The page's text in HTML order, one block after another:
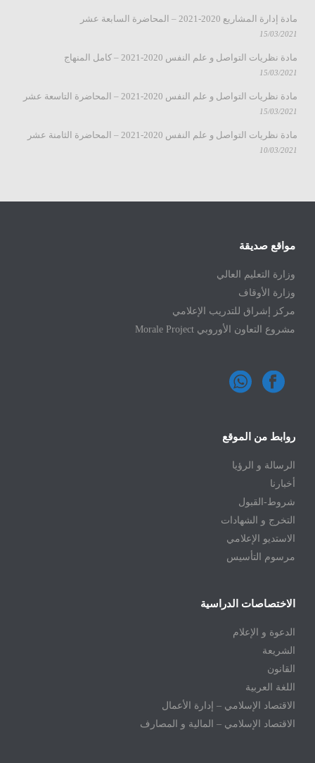
مادة إدارة المشاريع 2020-2021 – المحاضرة السابعة عشر
15/03/2021
مادة نظريات التواصل و علم النفس 2020-2021 – كامل المنهاج
15/03/2021
مادة نظريات التواصل و علم النفس 2020-2021 – المحاضرة التاسعة عشر
15/03/2021
مادة نظريات التواصل و علم النفس 2020-2021 – المحاضرة الثامنة عشر
10/03/2021
مواقع صديقة
وزارة التعليم العالي
وزارة الأوقاف
مركز إشراق للتدريب الإعلامي
مشروع التعاون الأوروبي Morale Project
روابط من الموقع
الرسالة و الرؤيا
أخبارنا
شروط-القبول
التخرج و الشهادات
الاستديو الإعلامي
مرسوم التأسيس
الاختصاصات الدراسية
الدعوة و الإعلام
الشريعة
القانون
اللغة العربية
الاقتصاد الإسلامي – إدارة الأعمال
الاقتصاد الإسلامي – المالية و المصارف